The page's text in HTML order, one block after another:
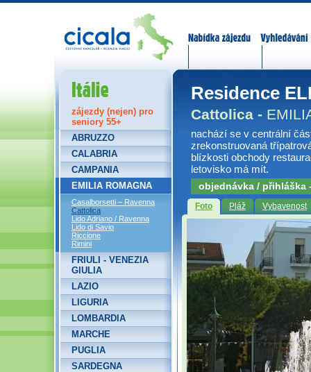
Residence
Cattolica -
nachází se v centrální
zrekonstruovaná
blízkosti obchody
letovisko má mít.
objednávka / přihláška
Foto Pláž Vybavenost
Itálie
zájezdy (nejen) pro
seniory 55+
ABRUZZO
CALABRIA
CAMPANIA
EMILIA ROMAGNA
Casalborsetti – Ravenna
Cattolica
Lido Adriano / Ravenna
Lido di Savio
Riccione
Rimini
FRIULI - VENEZIA
GIULIA
LAZIO
LIGURIA
LOMBARDIA
MARCHE
PUGLIA
SARDEGNA